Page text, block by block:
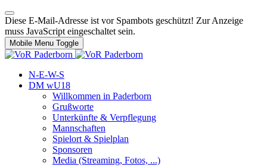
Diese E-Mail-Adresse ist vor Spambots geschützt! Zur Anzeige
muss JavaScript eingeschaltet sein.
Mobile Menu Toggle
N-E-W-S
DM wU18
Willkommen in Paderborn
Grußworte
Unterkünfte & Verpflegung
Mannschaften
Spielort & Spielplan
Sponsoren
Media (Streaming, Fotos, ...)